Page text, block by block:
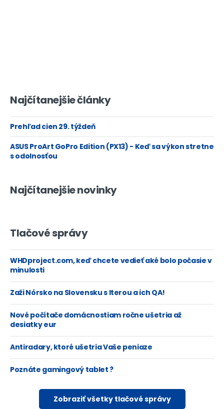
Najčítanejšie články
Prehľad cien 29. týždeň
ASUS ProArt GoPro Edition (PX13) - Keď sa výkon stretne
s odolnosťou
Najčítanejšie novinky
Tlačové správy
WHDproject.com, keď chcete vedieť aké bolo počasie v
minulosti
Zaži Nórsko na Slovensku s Iterou a ich QA!
Nové počítače domácnostiam ročne ušetria až
desiatky eur
Antiradary, ktoré ušetria Vaše peniaze
Poznáte gamingový tablet ?
Zobraziť všetky tlačové správy